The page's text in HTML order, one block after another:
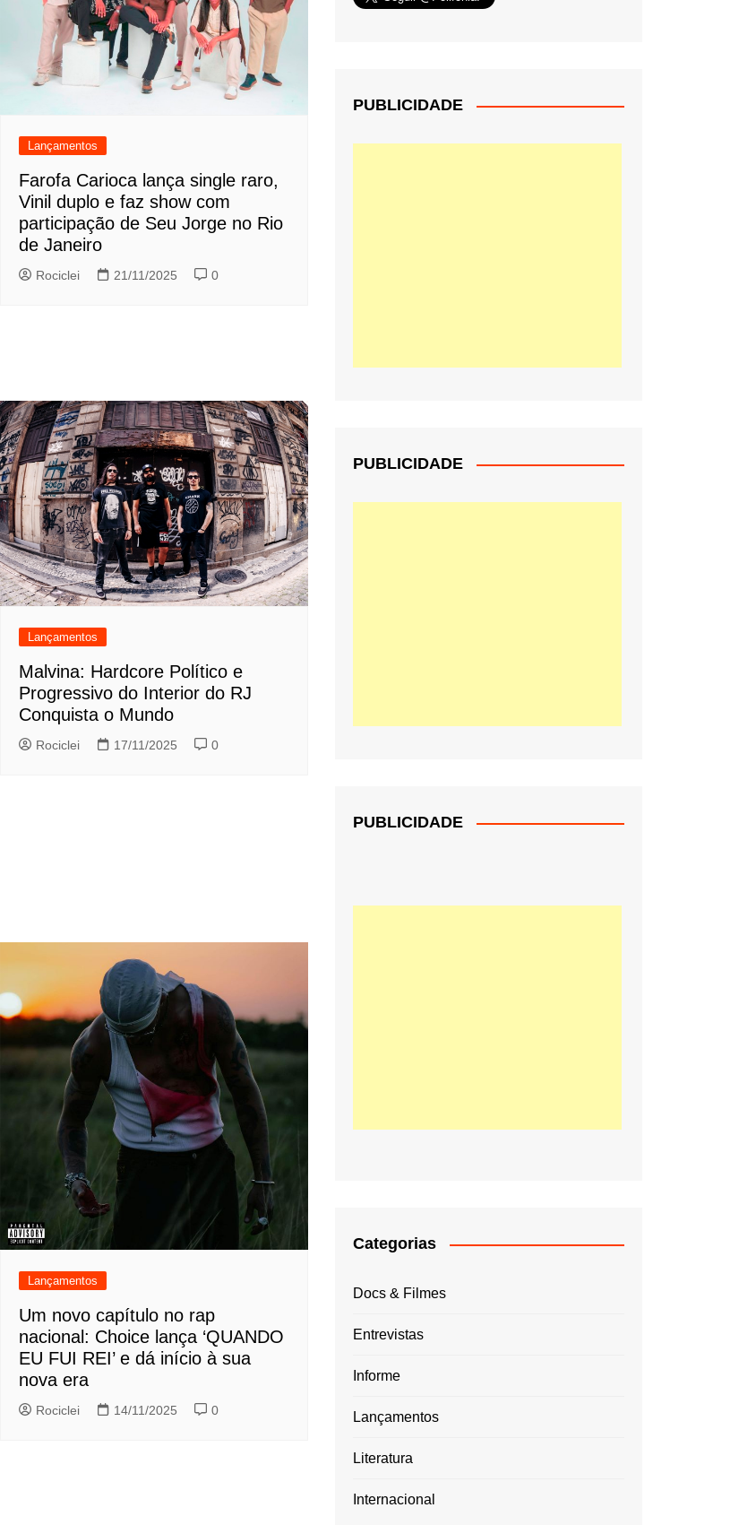
Lançamentos
Farofa Carioca lança single raro,
Vinil duplo e faz show com
participação de Seu Jorge no Rio
de Janeiro
Rociclei 21/11/2025 0
Lançamentos
Malvina: Hardcore Político e
Progressivo do Interior do RJ
Conquista o Mundo
Rociclei 17/11/2025 0
Lançamentos
Um novo capítulo no rap
nacional: Choice lança ‘QUANDO
EU FUI REI’ e dá início à sua
nova era
Rociclei 14/11/2025 0
PUBLICIDADE
PUBLICIDADE
PUBLICIDADE
Categorias
Docs & Filmes
Entrevistas
Informe
Lançamentos
Literatura
Internacional